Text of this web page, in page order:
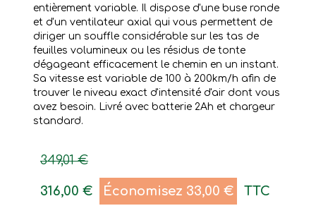
entièrement variable. Il dispose d'une buse ronde
et d'un ventilateur axial qui vous permettent de
diriger un souffle considérable sur les tas de
feuilles volumineux ou les résidus de tonte
dégageant efficacement le chemin en un instant.
Sa vitesse est variable de 100 à 200km/h afin de
trouver le niveau exact d'intensité d'air dont vous
avez besoin. Livré avec batterie 2Ah et chargeur
standard.
349,01 €
316,00 € Économisez 33,00 € TTC